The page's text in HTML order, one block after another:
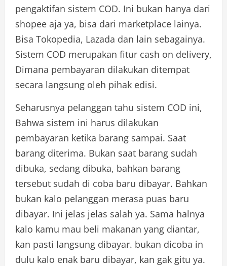
pengaktifan sistem COD. Ini bukan hanya dari
shopee aja ya, bisa dari marketplace lainya.
Bisa Tokopedia, Lazada dan lain sebagainya.
Sistem COD merupakan fitur cash on delivery,
Dimana pembayaran dilakukan ditempat
secara langsung oleh pihak edisi.
Seharusnya pelanggan tahu sistem COD ini,
Bahwa sistem ini harus dilakukan
pembayaran ketika barang sampai. Saat
barang diterima. Bukan saat barang sudah
dibuka, sedang dibuka, bahkan barang
tersebut sudah di coba baru dibayar. Bahkan
bukan kalo pelanggan merasa puas baru
dibayar. Ini jelas jelas salah ya. Sama halnya
kalo kamu mau beli makanan yang diantar,
kan pasti langsung dibayar. bukan dicoba in
dulu kalo enak baru dibayar, kan gak gitu ya.